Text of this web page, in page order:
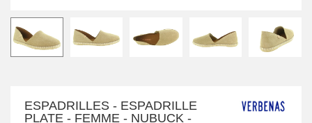
ESPADRILLES - ESPADRILLE
PLATE - FEMME - NUBUCK -